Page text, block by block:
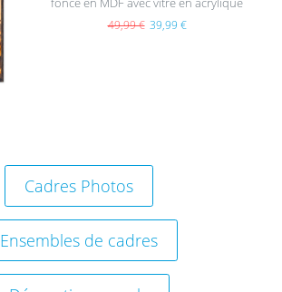
49,99 € 39,99 €
Cadres Photos
Ensembles de cadres